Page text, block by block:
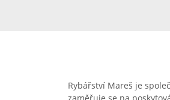
Rybářství Mareš je